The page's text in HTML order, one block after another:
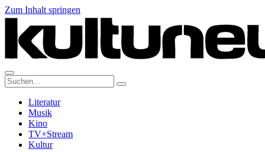
Zum Inhalt springen
Suche:
Literatur
Musik
Kino
TV+Stream
Kultur